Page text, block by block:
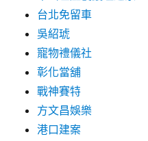
台北免留車
吳紹琥
寵物禮儀社
彰化當舖
戰神賽特
方文昌娛樂
港口建案